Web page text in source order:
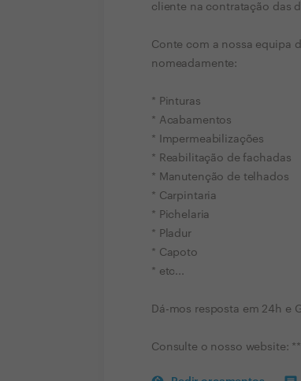
cliente na contratação das
Conte com a nossa equipa
nomeadamente:
* Pinturas
* Acabamentos
* Impermeabilizações
* Reabilitação de fachadas
* Manutenção de telhados
* Carpintaria
* Pichelaria
* Pladur
* Capoto
* etc...
Dá-mos resposta em 24h e
Consulte o nosso website: